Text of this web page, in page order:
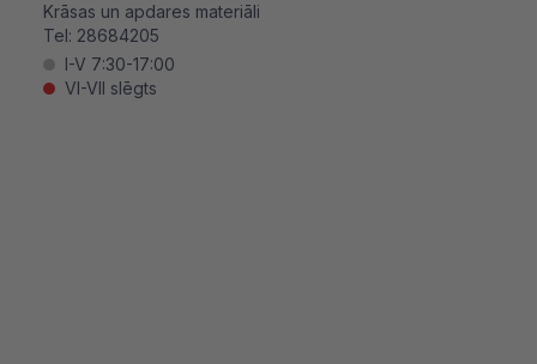
Krāsas un apdares materiāli
Tel: 28684205
I-V 7:30-17:00
VI-VII slēgts